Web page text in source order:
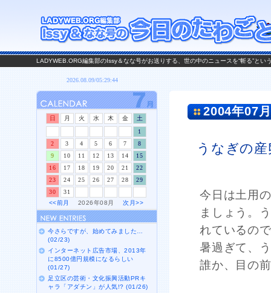
LADYWEB.ORG編集部のIssy＆なな号がお送りする、世の中のニュースを“斬る”と
2004年07
うなぎの
今日は土用
ましょう。
れているの
暑過ぎて、
誰か、目の
日 月 火 水 木 金
土
1
2
3 4 5 6 7
8
9
10 11 12 13 14
15
16
17 18 19 20 21
22
23
24 25 26 27 28
29
30
31
<<前月
2026年08月次月>>
今さらですが、始めてみました…
(02/23)
インターネット広告市場、2013年
に8500億円規模になるらしい
(01/27)
足立区の芸術・文化振興活動PRキ
ャラ「アダチン」が人気!? (01/26)